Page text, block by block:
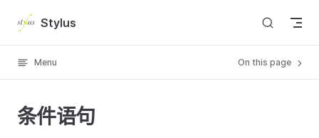
Skip to content
Stylus
Menu On this page
条件语句